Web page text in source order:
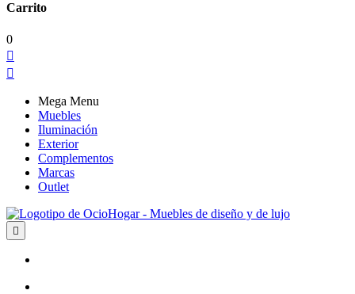
Carrito
0


Mega Menu
Muebles
Iluminación
Exterior
Complementos
Marcas
Outlet
